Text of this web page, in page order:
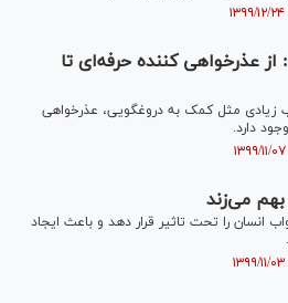
عذرخواهی کننده حرفه‌ای تا
مثل کمک به دروغگویی، عذرخواهی
دارد.
می‌زند
انسان را تحت تاثیر قرار دهد و باعث ایجاد